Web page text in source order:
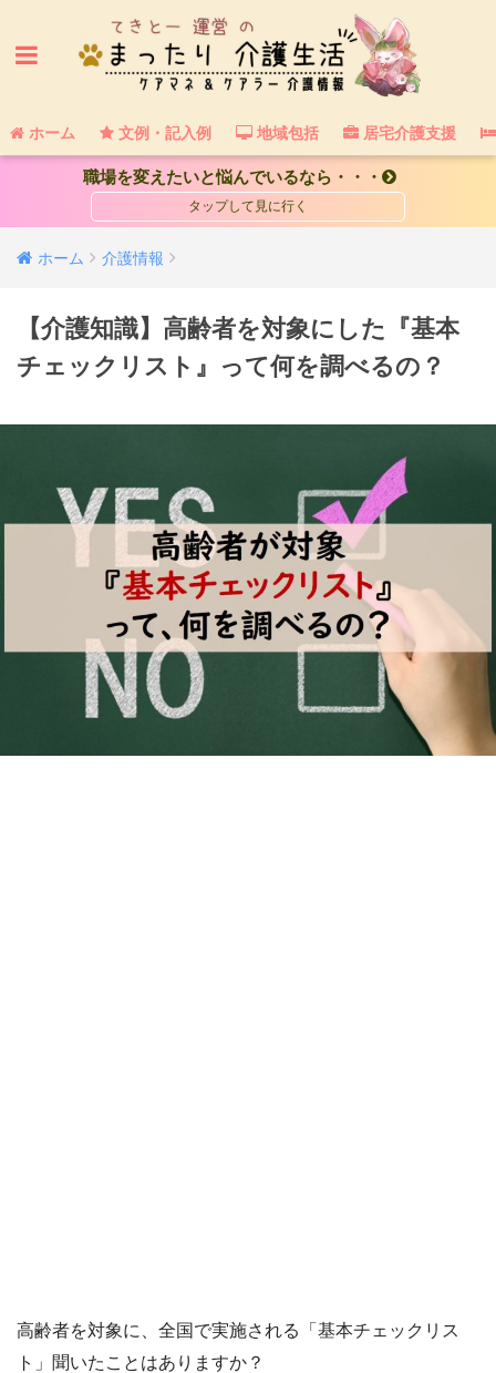
ホーム 文例・記入例 地域包括 居宅介護支援
職場を変えたいと悩んでいるなら・・・
ホーム 介護情報
【介護知識】高齢者を対象にした『基本
チェックリスト』って何を調べるの？
高齢者を対象に、全国で実施される「基本チェックリス
ト」聞いたことはありますか？